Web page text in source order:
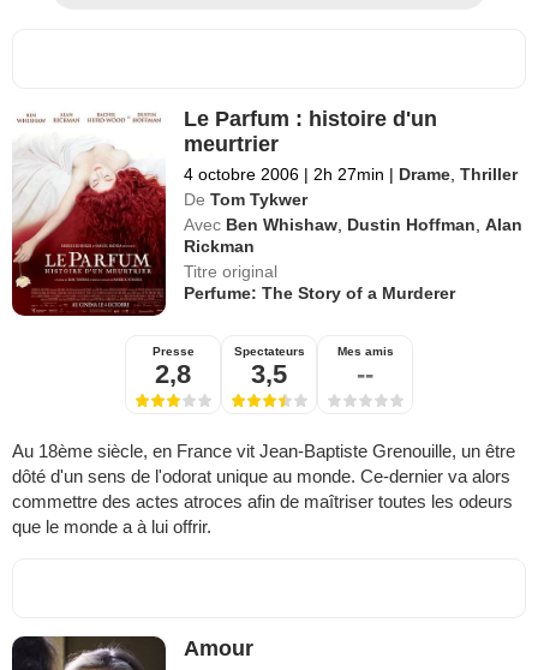
Le Parfum : histoire d'un
meurtrier
4 octobre 2006 | 2h 27min | Drame,Thriller
De Tom Tykwer
Avec Ben Whishaw, Dustin Hoffman,Alan
Rickman
Titre original
Perfume: The Story of a Murderer
Presse
2,8
Spectateurs
3,5
Mes amis
--
Au 18ème siècle, en France vit Jean-Baptiste Grenouille, un être
dôté d'un sens de l'odorat unique au monde. Ce-dernier va alors
commettre des actes atroces afin de maîtriser toutes les odeurs
que le monde a à lui offrir.
Amour